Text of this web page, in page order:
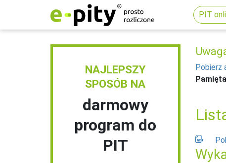
PIT
NAJLEPSZY
SPOSÓB NA
darmowy
program do
PIT
Pobierz